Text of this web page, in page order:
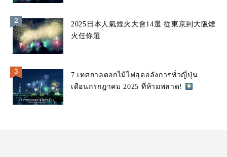
2025日本人氣煙火大會14選 從東京到大阪煙
火任你選
7 เทศกาลดอกไม้ไฟสุดอลังการทั่วญี่ปุ่น
เดือนกรกฎาคม 2025 ที่ห้ามพลาด!